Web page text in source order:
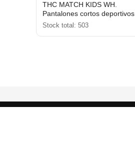
THC MATCH KIDS WH.
Pantalones cortos deportivos
para niños
Stock total: 503